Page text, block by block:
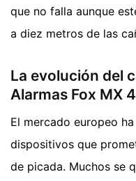
que no falla aunque
a diez metros de las
La evolución del
Alarmas Fox MX 4
El mercado europeo
dispositivos que
de picada. Muchos se